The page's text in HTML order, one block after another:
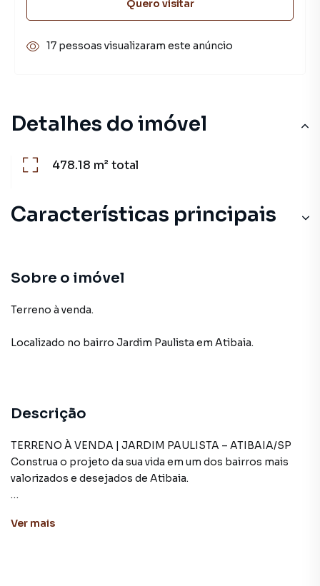
Detalhes do imóvel
478.18 m²total
Características principais
Sobre o imóvel
Terreno à venda.
Localizado no bairro Jardim Paulista em Atibaia.
Descrição
TERRENO À VENDA | JARDIM PAULISTA – ATIBAIA/SP
Construa o projeto da sua vida em um dos bairros mais
valorizados e desejados de Atibaia.
privilegiada, cercado por natureza, segurança e toda a
Ver mais
Quero visitar
17 pessoas visualizaram este anúncio